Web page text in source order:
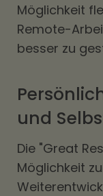
Möglichkeit
Remote-
besser zu
und
Die "Great
Möglichkeit